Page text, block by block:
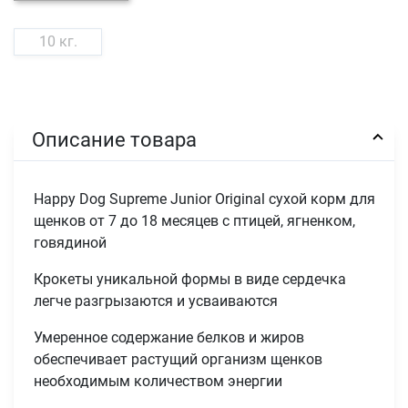
10 кг.
Описание товара
Happy Dog Supreme Junior Original сухой корм для
щенков от 7 до 18 месяцев с птицей, ягненком,
говядиной
Крокеты уникальной формы в виде сердечка
легче разгрызаются и усваиваются
Умеренное содержание белков и жиров
обеспечивает растущий организм щенков
необходимым количеством энергии